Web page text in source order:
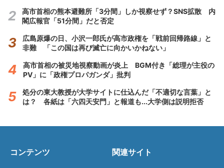
高市首相の熊本避難所「3分間」しか視察せず？SNS拡散 内
閣広報官「51分間」だと否定
広島原爆の日、小沢一郎氏が高市政権を「戦前回帰路線」と
非難 「この国は再び滅亡に向かいかねない」
高市首相の被災地視察動画が炎上 BGM付き「総理が主役の
PV」に「政権プロパガンダ」批判
処分の東大教授が大学サイトに仕込んだ「不適切な言葉」と
は？ 各紙は「六四天安門」と報道も...大学側は説明拒否
コンテンツ 関連サイト